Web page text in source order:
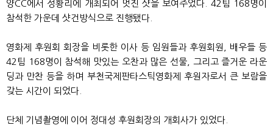
양CC에서 성황리에 개최되어 멋진 샷을 보여주었다. 42팀 168명이
참석한 가운데 샷건방식으로 진행됐다.
영화제 후원회 회장을 비롯한 이사 등 임원들과 후원회원, 배우들 등
42팀 168명이 참석해 맛있는 오찬과 많은 선물, 그리고 즐거운 라운
딩과 만찬 등을 하며 부천국제판타스틱영화제 후원자로서 큰 보람을
갖는 시간이 되었다.
단체 기념촬영에 이어 정대성 후원회장의 개회사가 있었다.